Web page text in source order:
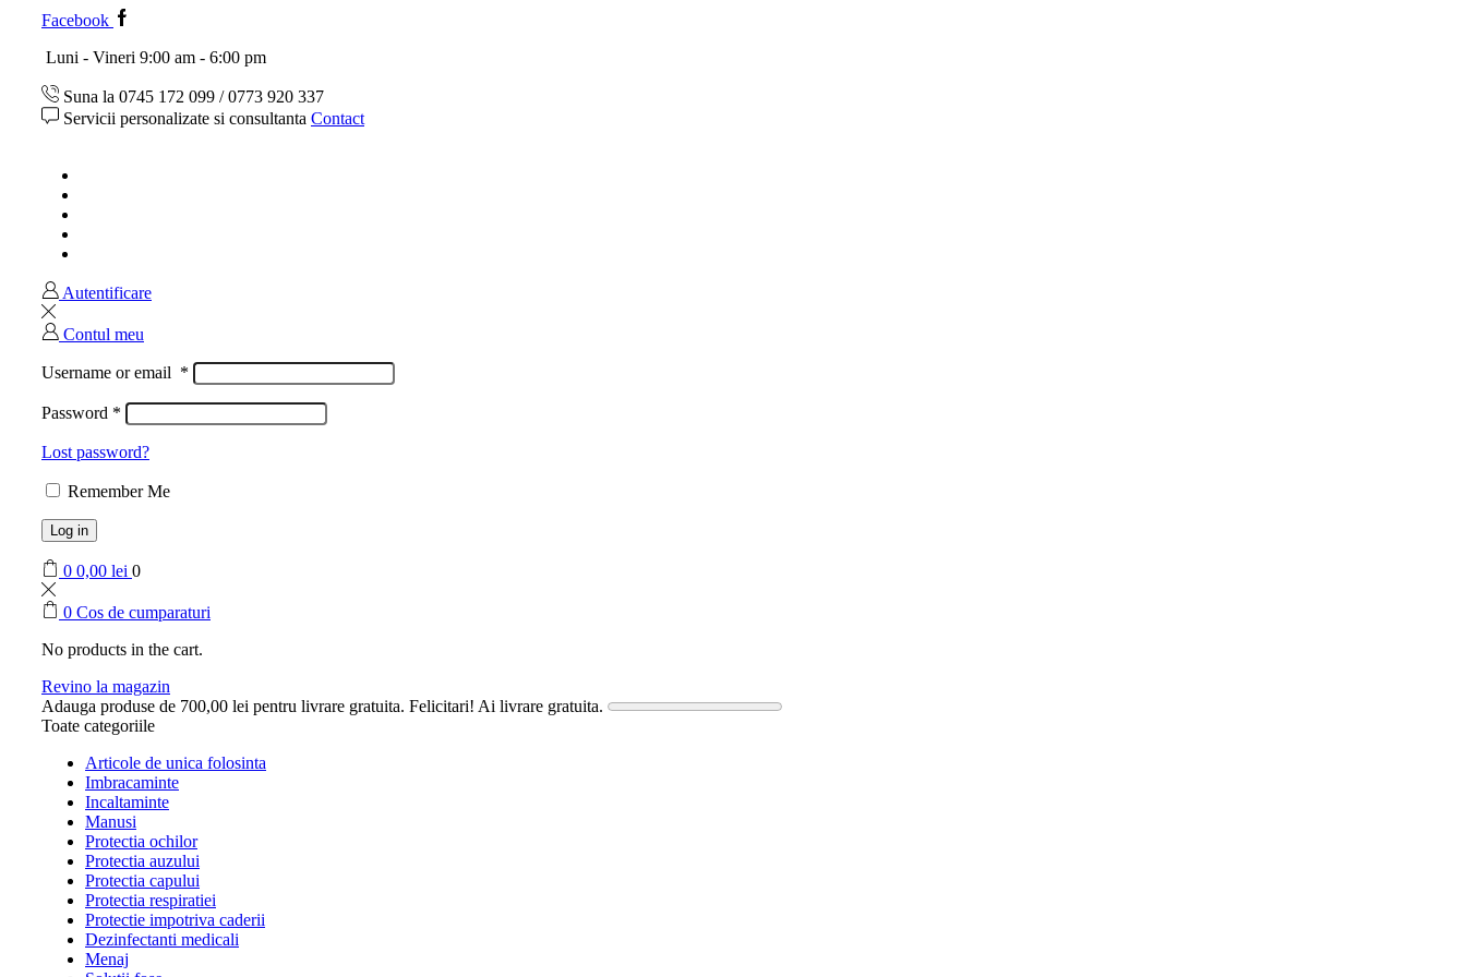
Facebook
Luni - Vineri 9:00 am - 6:00 pm
Suna la 0745 172 099 / 0773 920 337
Servicii personalizate si consultanta Contact
Autentificare
Contul meu
Username or email *
Password *
Lost password?
Remember Me
Log in
0 0,00 lei 0
0 Cos de cumparaturi
No products in the cart.
Revino la magazin
Adauga produse de 700,00 lei pentru livrare gratuita. Felicitari! Ai livrare gratuita.
Toate categoriile
Articole de unica folosinta
Imbracaminte
Incaltaminte
Manusi
Protectia ochilor
Protectia auzului
Protectia capului
Protectia respiratiei
Protectie impotriva caderii
Dezinfectanti medicali
Menaj